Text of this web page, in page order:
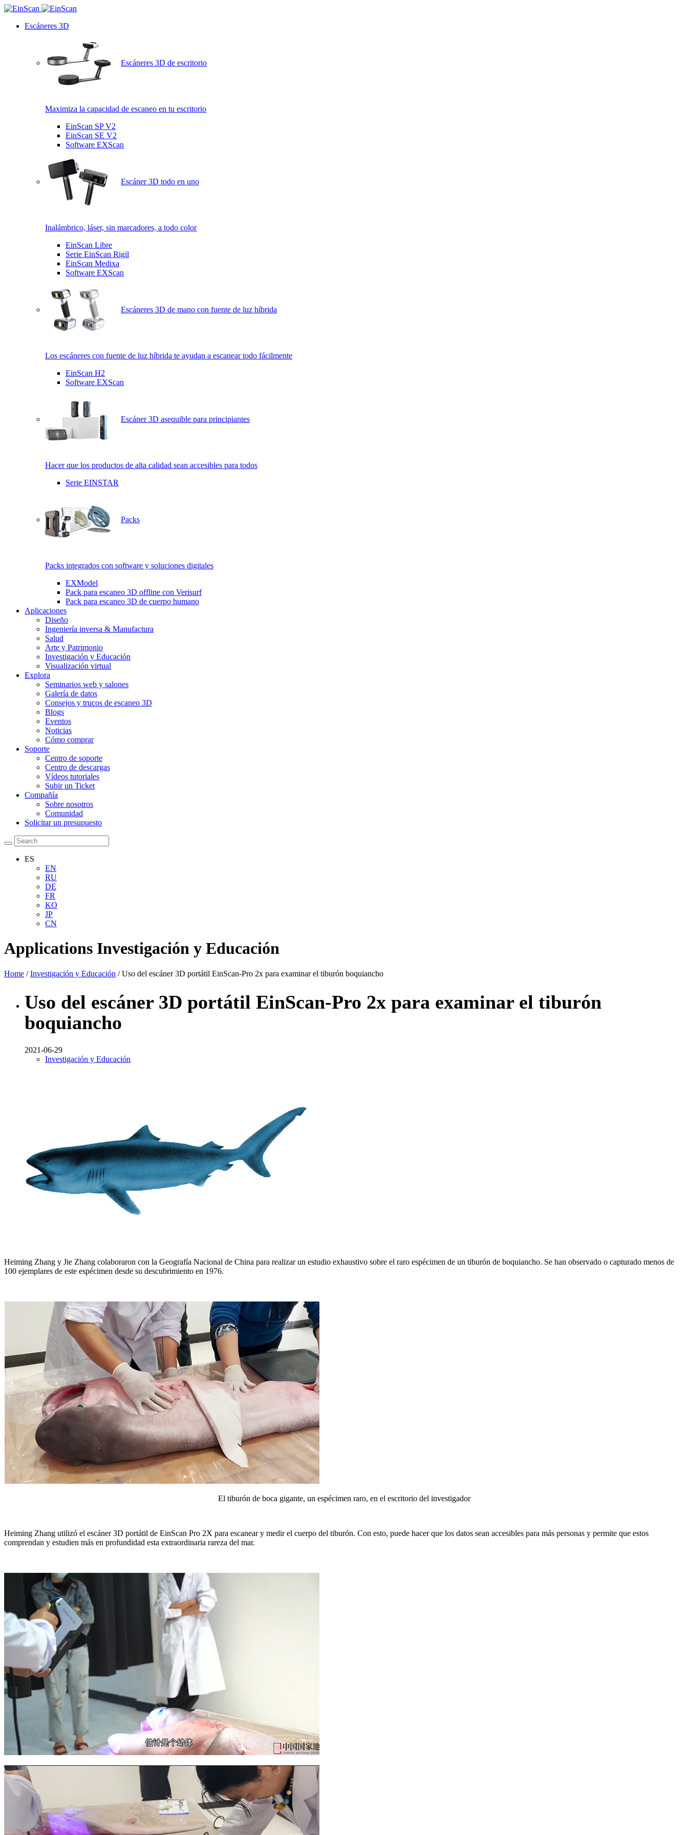
Escáneres 3D
Escáneres 3D de escritorio
Maximiza la capacidad de escaneo en tu escritorio
EinScan SP V2
EinScan SE V2
Software EXScan
Escáner 3D todo en uno
Inalámbrico, láser, sin marcadores, a todo color
EinScan Libre
Serie EinScan Rigil
EinScan Medixa
Software EXScan
Escáneres 3D de mano con fuente de luz híbrida
Los escáneres con fuente de luz híbrida te ayudan a escanear todo fácilmente
EinScan H2
Software EXScan
Escáner 3D asequible para principiantes
Hacer que los productos de alta calidad sean accesibles para todos
Serie EINSTAR
Packs
Packs integrados con software y soluciones digitales
EXModel
Pack para escaneo 3D offline con Verisurf
Pack para escaneo 3D de cuerpo humano
Aplicaciones
Diseño
Ingeniería inversa & Manufactura
Salud
Arte y Patrimonio
Investigación y Educación
Visualización virtual
Explora
Seminarios web y salones
Galería de datos
Consejos y trucos de escaneo 3D
Blogs
Eventos
Noticias
Cómo comprar
Soporte
Centro de soporte
Centro de descargas
Vídeos tutoriales
Subir un Ticket
Compañía
Sobre nosotros
Comunidad
Solicitar un presupuesto
ES
EN
RU
DE
FR
KO
JP
CN
Applications Investigación y Educación
Home /Investigación y Educación / Uso del escáner 3D portátil EinScan-Pro 2x para examinar el tiburón boquiancho
Uso del escáner 3D portátil EinScan-Pro 2x para examinar el tiburón
boquiancho
2021-06-29
Investigación y Educación
Heiming Zhang y Jie Zhang colaboraron con la Geografía Nacional de China para realizar un estudio exhaustivo sobre el raro espécimen de un tiburón de boquiancho. Se han observado o capturado menos de
100 ejemplares de este espécimen desde su descubrimiento en 1976.
El tiburón de boca gigante, un espécimen raro, en el escritorio del investigador
Heiming Zhang utilizó el escáner 3D portátil de EinScan Pro 2X para escanear y medir el cuerpo del tiburón. Con esto, puede hacer que los datos sean accesibles para más personas y permite que estos
comprendan y estudien más en profundidad esta extraordinaria rareza del mar.